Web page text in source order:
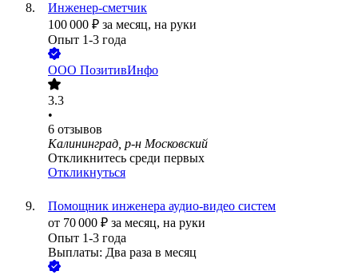
Инженер-сметчик
100 000 ₽ за месяц, на руки
Опыт 1-3 года
ООО ПозитивИнфо
3.3
•
6 отзывов
Калининград, р-н Московский
Откликнитесь среди первых
Откликнуться
Помощник инженера аудио-видео систем
от 70 000 ₽ за месяц, на руки
Опыт 1-3 года
Выплаты: Два раза в месяц